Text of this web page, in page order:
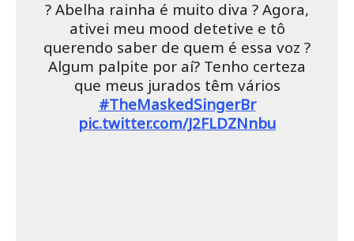
? Abelha rainha é muito diva ? Agora,
ativei meu mood detetive e tô
querendo saber de quem é essa voz ?
Algum palpite por aí? Tenho certeza
que meus jurados têm vários
#TheMaskedSingerBr
pic.twitter.com/J2FLDZNnbu